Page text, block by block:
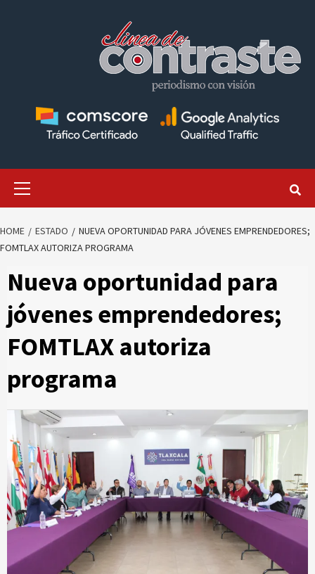
HOME ESTADO
NUEVA OPORTUNIDAD PARA JÓVENES EMPRENDEDORES;
FOMTLAX AUTORIZA PROGRAMA
Nueva oportunidad para
jóvenes emprendedores;
FOMTLAX autoriza
programa